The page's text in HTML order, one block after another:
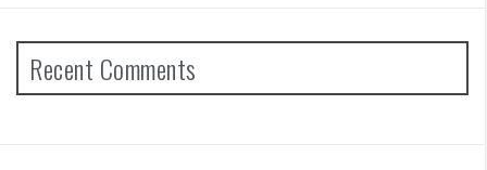
Recent Comments